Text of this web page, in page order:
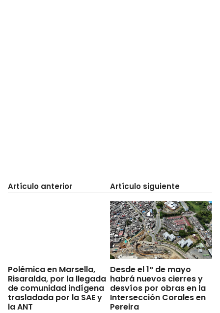
Artículo anterior
Polémica en Marsella,
Risaralda, por la llegada
de comunidad indígena
trasladada por la SAE y
la ANT
Artículo siguiente
Desde el 1° de mayo
habrá nuevos cierres y
desvíos por obras en la
Intersección Corales en
Pereira